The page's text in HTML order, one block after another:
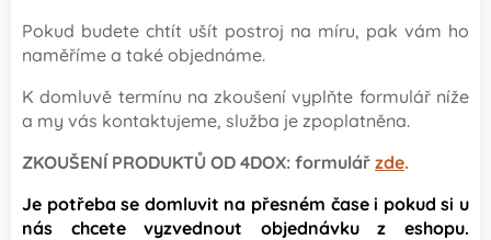
Pokud budete chtít ušít postroj na míru, pak vám ho
naměříme a také objednáme.
K domluvě termínu na zkoušení vyplňte formulář níže
a my vás kontaktujeme, služba je zpoplatněna.
ZKOUŠENÍ PRODUKTŮ OD 4DOX: formulář zde.
Je potřeba se domluvit na přesném čase i pokud si u
nás chcete vyzvednout objednávku z eshopu.